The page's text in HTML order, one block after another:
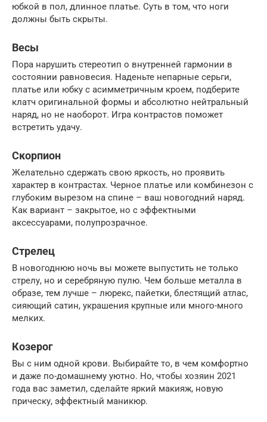
юбкой в пол, длинное платье. Суть в том, что ноги
должны быть скрыты.
Весы
Пора нарушить стереотип о внутренней гармонии в
состоянии равновесия. Наденьте непарные серьги,
платье или юбку с асимметричным кроем, подберите
клатч оригинальной формы и абсолютно нейтральный
наряд, но не наоборот. Игра контрастов поможет
встретить удачу.
Скорпион
Желательно сдержать свою яркость, но проявить
характер в контрастах. Черное платье или комбинезон с
глубоким вырезом на спине – ваш новогодний наряд.
Как вариант – закрытое, но с эффектными
аксессуарами, полупрозрачное.
Стрелец
В новогоднюю ночь вы можете выпустить не только
стрелу, но и серебряную пулю. Чем больше металла в
образе, тем лучше – люрекс, пайетки, блестящий атлас,
сияющий сатин, украшения крупные или много-много
мелких.
Козерог
Вы с ним одной крови. Выбирайте то, в чем комфортно
и даже по-домашнему уютно. Но, чтобы хозяин 2021
года вас заметил, сделайте яркий макияж, новую
прическу, эффектный маникюр.